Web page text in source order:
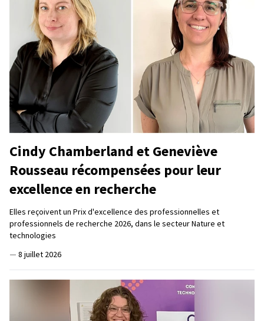
Cindy Chamberland et Geneviève
Rousseau récompensées pour leur
excellence en recherche
Elles reçoivent un Prix d'excellence des professionnelles et
professionnels de recherche 2026, dans le secteur Nature et
technologies
— 8 juillet 2026